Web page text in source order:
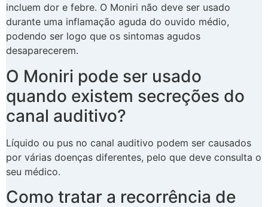
incluem dor e febre. O Moniri não deve ser usado
durante uma inflamação aguda do ouvido médio,
podendo ser logo que os sintomas agudos
desaparecerem.
O Moniri pode ser usado
quando existem secreções do
canal auditivo?
Líquido ou pus no canal auditivo podem ser causados
por várias doenças diferentes, pelo que deve consulta o
seu médico.
Como tratar a recorrência de